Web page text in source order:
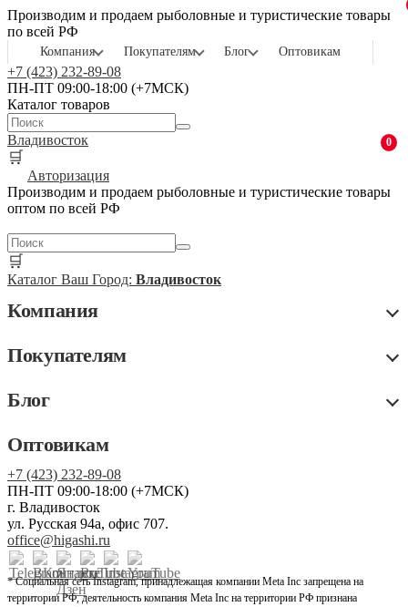
Производим и продаем рыболовные и туристические товары
по всей РФ
Компания Покупателям Блог Оптовикам
+7 (423) 232-89-08
ПН-ПТ 09:00-18:00 (+7МСК)
Каталог товаров
Владивосток
🛒
0
Авторизация
Производим и продаем рыболовные и туристические товары
оптом по всей РФ
🛒
Каталог Ваш Город: Владивосток
Компания
Покупателям
Блог
Оптовикам
+7 (423) 232-89-08
ПН-ПТ 09:00-18:00 (+7МСК)
г. Владивосток
ул. Русская 94а, офис 707.
office@higashi.ru
* Социальная сеть Instagram, принадлежащая компании Meta Inc запрещена на
территории РФ, деятельность компания Meta Inc на территории РФ признана